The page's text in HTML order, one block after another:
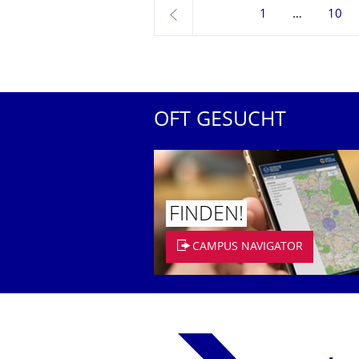
zurück
1 10
OFT GESUCHT
FINDEN!
CAMPUS NAVIGATOR